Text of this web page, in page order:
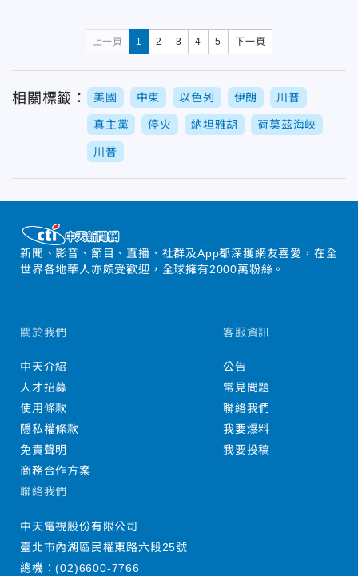
上一頁 1 2 3 4 5 下一頁
相關標籤： 美國 中東 以色列 伊朗 川普
真主黨 停火 納坦雅胡 荷莫茲海峽
川普
新聞、影音、節目、直播、社群及App都深獲網友喜愛，在全
世界各地華人亦頗受歡迎，全球擁有2000萬粉絲。
關於我們
中天介紹
人才招募
使用條款
隱私權條款
免責聲明
商務合作方案
客服資訊
公告
常見問題
聯絡我們
我要爆料
我要投稿
聯絡我們
中天電視股份有限公司
臺北市內湖區民權東路六段25號
總機：(02)6600-7766